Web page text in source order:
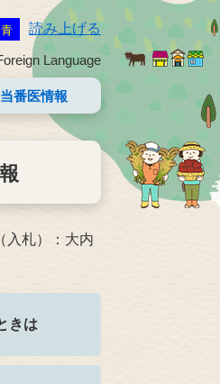
青 読み上げる
Language
番医情報
入札）：大内
きは